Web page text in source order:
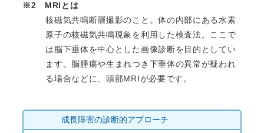
※2 MRIとは
核磁気共鳴断層撮影のこと。体の内部にある水素
原子の核磁気共鳴現象を利用した検査法。ここで
は脳下垂体を中心とした画像診断を目的としてい
ます。脳腫瘍や生まれつき下垂体の異常が疑われ
る場合などに、頭部MRIが必要です。
Comedical成長障害の診断的アプローチ